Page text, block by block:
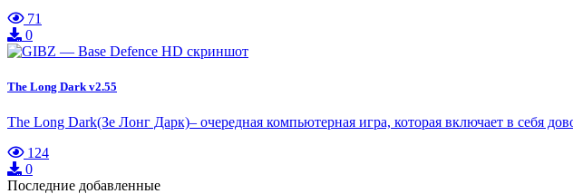
71
0
The Long Dark v2.55
The Long Dark(Зе Лонг Дарк)– очередная компьютерная игра, которая включает в себя
124
0
Последние добавленные